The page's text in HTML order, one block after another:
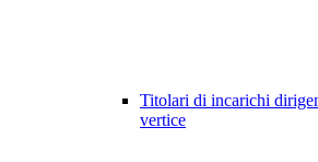
Titolari di incarichi
vertice